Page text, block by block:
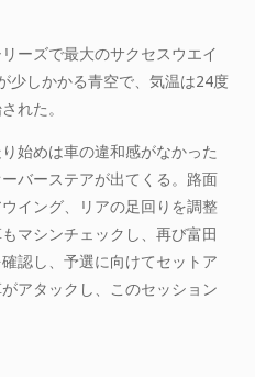
ーズで最大のサクセスウエイ
少しかかる青空で、気温は24度
れた。
始めは車の違和感がなかった
バーステアが出てくる。路面
イング、リアの足回りを調整
マシンチェックし、再び富田
認し、予選に向けてセットア
アタックし、このセッション